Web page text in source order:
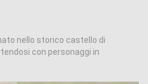
nello storico castello di
con personaggi in